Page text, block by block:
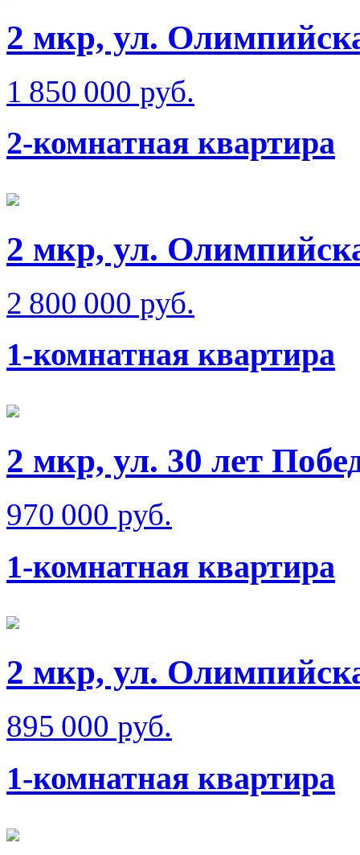
2 мкр, ул.
1 850 000 руб.
2-комнатная квартира
2 мкр, ул.
2 800 000 руб.
1-комнатная квартира
2 мкр, ул. 30 лет
970 000 руб.
1-комнатная квартира
2 мкр, ул.
895 000 руб.
1-комнатная квартира